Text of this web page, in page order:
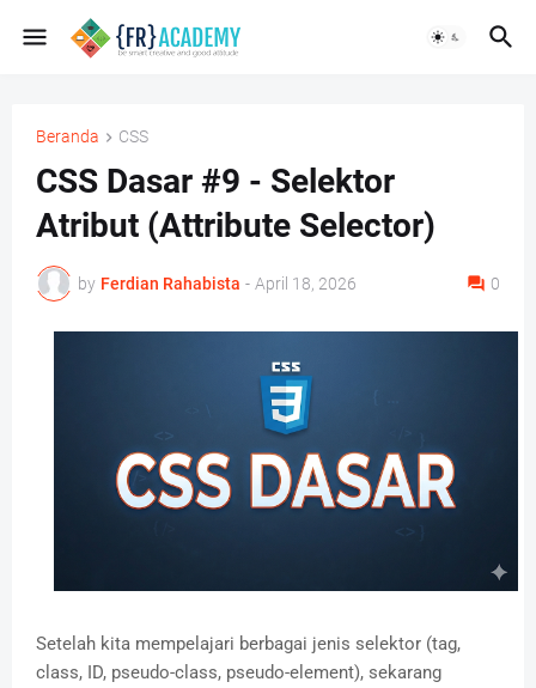
Beranda CSS
CSS Dasar #9 - Selektor
Atribut (Attribute Selector)
by Ferdian Rahabista - April 18, 2026 0
Setelah kita mempelajari berbagai jenis selektor (tag,
class, ID, pseudo-class, pseudo-element), sekarang